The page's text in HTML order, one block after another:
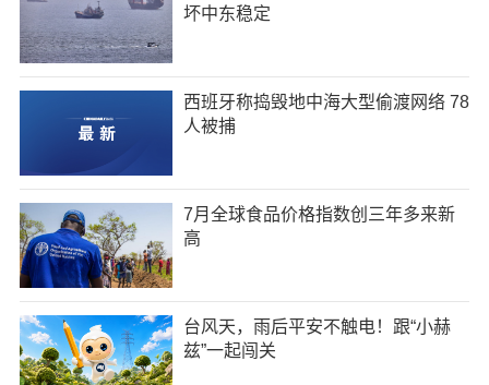
坏中东稳定
西班牙称捣毁地中海大型偷渡网络 78
人被捕
7月全球食品价格指数创三年多来新
高
台风天，雨后平安不触电！跟“小赫
兹”一起闯关